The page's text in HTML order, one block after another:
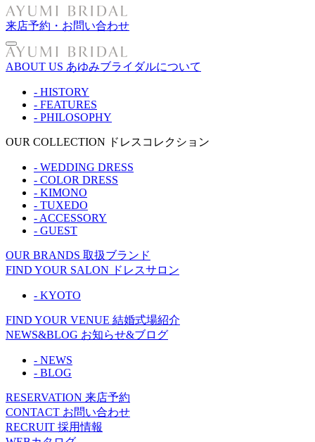
来店予約・お問い合わせ
ABOUT US あゆみブライダルについて
- HISTORY
- FEATURES
- PHILOSOPHY
OUR COLLECTION ドレスコレクション
- WEDDING DRESS
- COLOR DRESS
- KIMONO
- TUXEDO
- ACCESSORY
- GUEST
OUR BRANDS 取扱ブランド
FIND YOUR SALON ドレスサロン
- KYOTO
FIND YOUR VENUE 結婚式場紹介
NEWS&BLOG お知らせ&ブログ
- NEWS
- BLOG
RESERVATION 来店予約
CONTACT お問い合わせ
RECRUIT 採用情報